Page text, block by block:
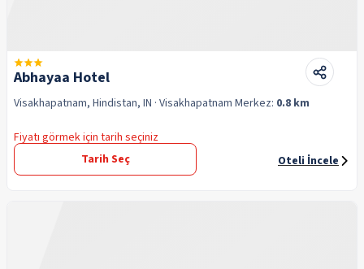
Abhayaa Hotel
Visakhapatnam, Hindistan, IN · Visakhapatnam Merkez: 0.8 km
Fiyatı görmek için tarih seçiniz
Tarih Seç
Oteli İncele